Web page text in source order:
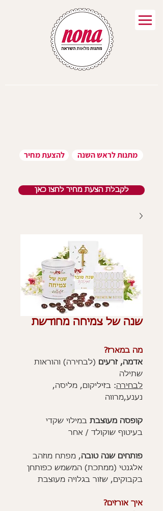
להצעת מחיר מתנות לראש השנה
לקבלת הצעת מחיר לחצו כאן
שנה של צמיחה מחודשת
מה במארז?
אדמה, זרעים (לבחירה) והוראות
שתילה
לבחירה: בזיליקום, מליסה,
נענע,מרווה
קופסה מעוצבת במילוי שקדי
בעיטוף שוקולד / אחר
פותחים שנה טובה, מפתח מוזהב
אלגנטי (ממתכת) המשמש כפותחן
בקבוקים, שזור בגלויה מעוצבת
איך אורזים?